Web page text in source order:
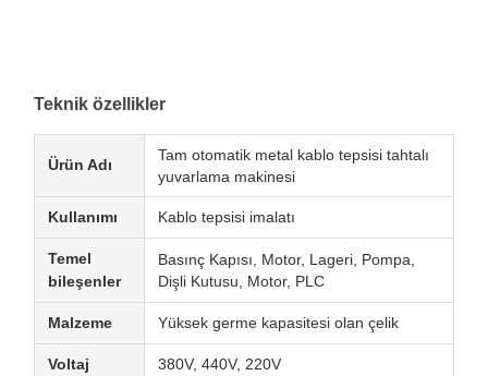
Teknik özellikler
Ürün Adı
Tam otomatik metal kablo tepsisi tahtalı
yuvarlama makinesi
Kullanımı Kablo tepsisi imalatı
Temel
bileşenler
Basınç Kapısı, Motor, Lageri, Pompa,
Dişli Kutusu, Motor, PLC
Malzeme Yüksek germe kapasitesi olan çelik
Voltaj 380V, 440V, 220V